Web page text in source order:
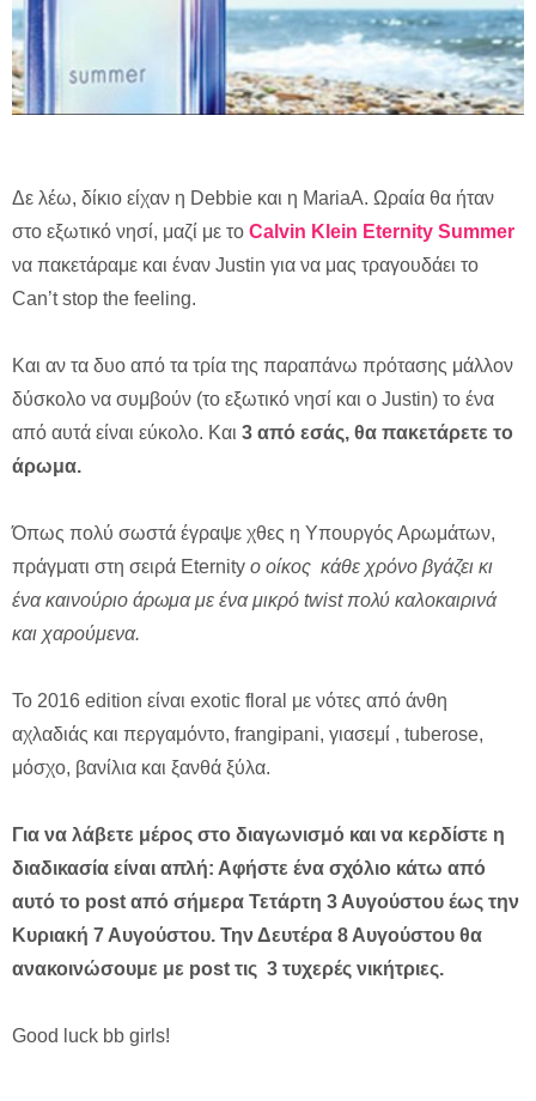
Δε λέω, δίκιο είχαν η Debbie και η MariaA. Ωραία θα ήταν
στο εξωτικό νησί, μαζί με το Calvin Klein Eternity Summer
να πακετάραμε και έναν Justin για να μας τραγουδάει το
Can’t stop the feeling.
Και αν τα δυο από τα τρία της παραπάνω πρότασης μάλλον
δύσκολο να συμβούν (το εξωτικό νησί και ο Justin) το ένα
από αυτά είναι εύκολο. Και 3 από εσάς, θα πακετάρετε το
άρωμα.
Όπως πολύ σωστά έγραψε χθες η Υπουργός Αρωμάτων,
πράγματι στη σειρά Eternity ο οίκος κάθε χρόνο βγάζει κι
ένα καινούριο άρωμα με ένα μικρό twist πολύ καλοκαιρινά
και χαρούμενα.
Το 2016 edition είναι exotic floral με νότες από άνθη
αχλαδιάς και περγαμόντο, frangipani, γιασεμί , tuberose,
μόσχο, βανίλια και ξανθά ξύλα.
Για να λάβετε μέρος στο διαγωνισμό και να κερδίστε η
διαδικασία είναι απλή: Αφήστε ένα σχόλιο κάτω από
αυτό το post από σήμερα Τετάρτη 3 Αυγούστου έως την
Κυριακή 7 Αυγούστου. Την Δευτέρα 8 Αυγούστου θα
ανακοινώσουμε με post τις 3 τυχερές νικήτριες.
Good luck bb girls!